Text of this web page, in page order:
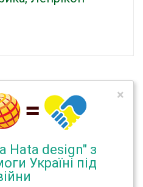
Hata design" з
Україні під
×